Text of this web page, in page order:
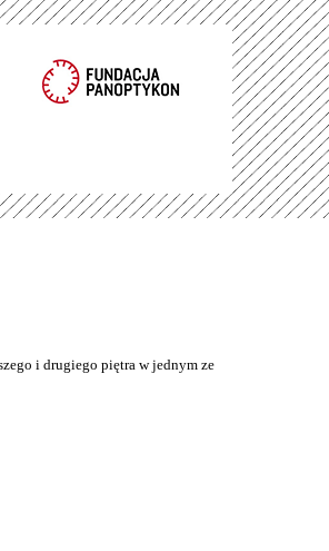
i drugiego piętra w jednym ze